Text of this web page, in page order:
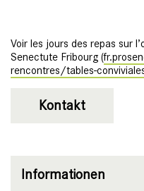
Voir les jours des repas sur
Senectute Fribourg (
rencontres/tables-
Kontakt
Informationen